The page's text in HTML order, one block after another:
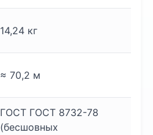
14,24 кг
≈ 70,2 м
ГОСТ ГОСТ 8732-78
(бесшовных